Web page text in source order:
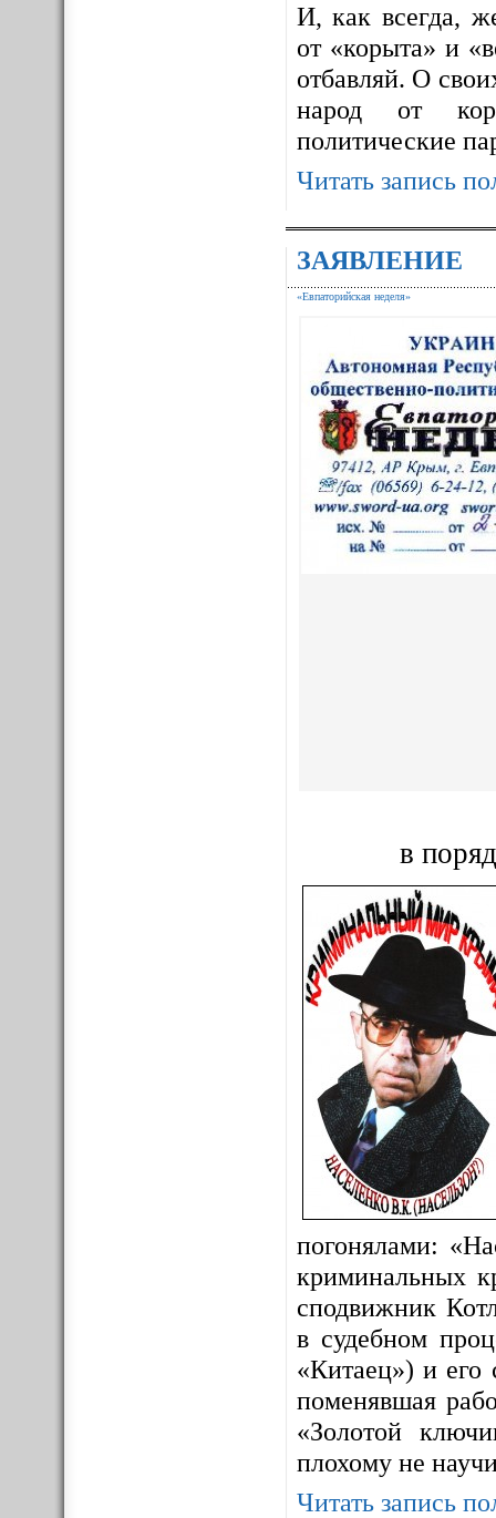
И, как всегда,
от «корыта» и
отбавляй. О
народ от
политические
Читать запись
ЗАЯВЛЕНИЕ
«Евпаторийская неделя»
в
погонялами:
криминальных
сподвижник
в судебном
«Китаец») и
поменявшая
«Золотой
плохому не
Читать запись